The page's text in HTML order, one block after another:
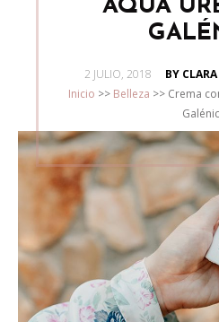
AQUA
POSTED
ON
2 JULIO, 2018
BY
Inicio >> Belleza >> Crema
Galénic